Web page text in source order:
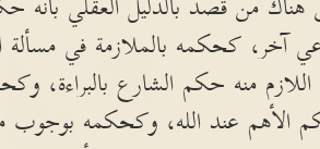
آخر، كحكمه بالملازمة في مسألة
منه حكم الشارع بالبراءة،
الأهم عند الله، وكحكمه بوجوب